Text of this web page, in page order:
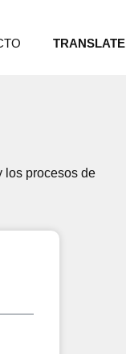
TRANSLATE
los procesos de